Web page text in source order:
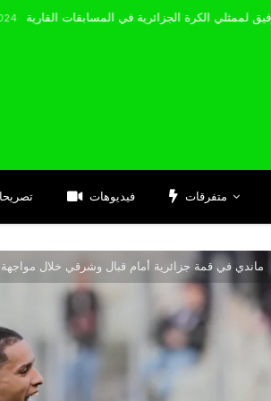
فيديوهات متفرقات
ماندي في قمة جزائرية أمام قبال وشرقي خلال